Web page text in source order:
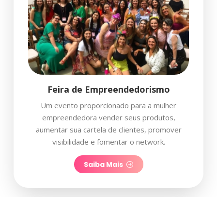
Feira de Empreendedorismo
Um evento proporcionado para a mulher
empreendedora vender seus produtos,
aumentar sua cartela de clientes, promover
visibilidade e fomentar o network.
Saiba Mais